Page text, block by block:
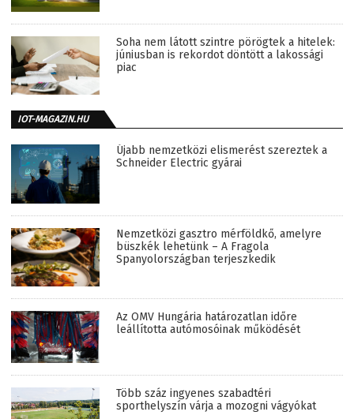
Soha nem látott szintre pörögtek a hitelek:
júniusban is rekordot döntött a lakossági
piac
IOT-MAGAZIN.HU
Újabb nemzetközi elismerést szereztek a
Schneider Electric gyárai
Nemzetközi gasztro mérföldkő, amelyre
büszkék lehetünk – A Fragola
Spanyolországban terjeszkedik
Az OMV Hungária határozatlan időre
leállította autómosóinak működését
Több száz ingyenes szabadtéri
sporthelyszín várja a mozogni vágyókat